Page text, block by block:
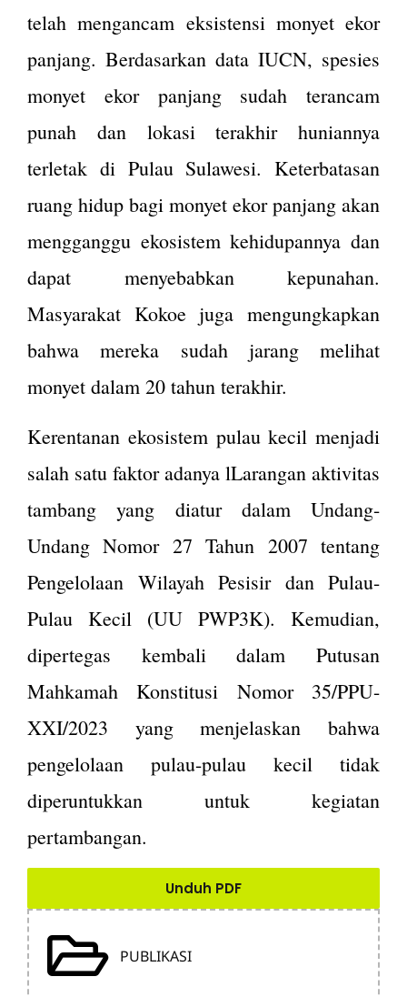
telah mengancam eksistensi monyet ekor
panjang. Berdasarkan data IUCN, spesies
monyet ekor panjang sudah terancam
punah dan lokasi terakhir huniannya
terletak di Pulau Sulawesi. Keterbatasan
ruang hidup bagi monyet ekor panjang akan
mengganggu ekosistem kehidupannya dan
dapat menyebabkan kepunahan.
Masyarakat Kokoe juga mengungkapkan
bahwa mereka sudah jarang melihat
monyet dalam 20 tahun terakhir.
Kerentanan ekosistem pulau kecil menjadi
salah satu faktor adanya lLarangan aktivitas
tambang yang diatur dalam Undang-
Undang Nomor 27 Tahun 2007 tentang
Pengelolaan Wilayah Pesisir dan Pulau-
Pulau Kecil (UU PWP3K). Kemudian,
dipertegas kembali dalam Putusan
Mahkamah Konstitusi Nomor 35/PPU-
XXI/2023 yang menjelaskan bahwa
pengelolaan pulau-pulau kecil tidak
diperuntukkan untuk kegiatan
pertambangan.
Unduh PDF
PUBLIKASI